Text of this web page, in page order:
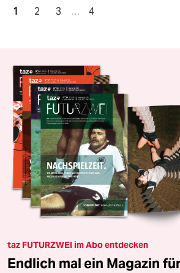
1 2 3 … 4
taz FUTURZWEI im Abo entdecken
Endlich mal ein Magazin